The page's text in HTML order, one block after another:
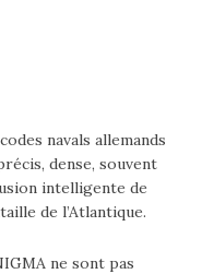
navals allemands
dense, souvent
intelligente de
de l’Atlantique.
ne sont pas